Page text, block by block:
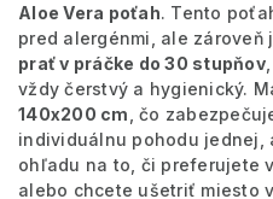
Aloe Vera poťah. Tento
pred alergénmi, ale zároveň
prať v práčke do 30 stupňov
vždy čerstvý a hygienický.
140x200 cm , čo
individuálnu pohodu jednej,
ohľadu na to, či preferujete
alebo chcete ušetriť miesto